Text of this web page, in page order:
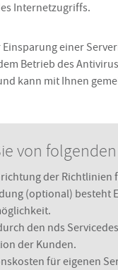
Internetzugriffs.
einer
Betrieb des
kann mit Ihnen
von
der Richtlinien
(optional) besteht
den nds
der Kunden.
für eigenen